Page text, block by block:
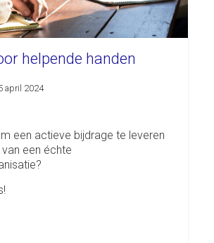
helpende handen
april 2024
een actieve bijdrage te leveren
een échte